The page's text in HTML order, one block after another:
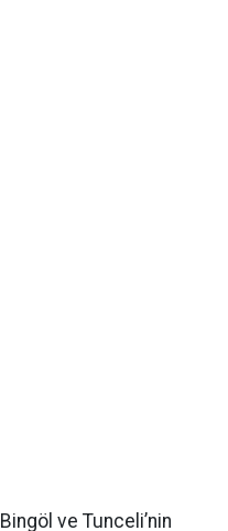
ve Tunceli’nin